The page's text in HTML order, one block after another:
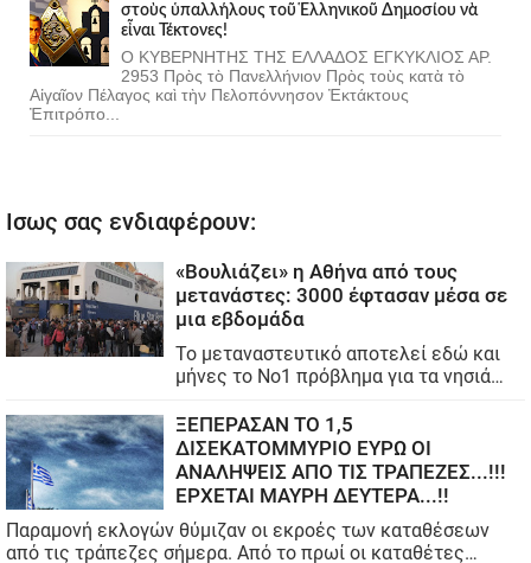
στοὺς ὑπαλλήλους τοῦ Ἑλληνικοῦ Δημοσίου νὰ
εἶναι Τέκτονες!
Ο ΚΥΒΕΡΝΗΤΗΣ ΤΗΣ ΕΛΛΑΔΟΣ ΕΓΚΥΚΛΙΟΣ ΑΡ.
2953 Πρὸς τὸ Πανελλήνιον Πρὸς τοὺς κατὰ τὸ
Αἰγαῖον Πέλαγος καὶ τὴν Πελοπόννησον Ἐκτάκτους
Ἐπιτρόπο...